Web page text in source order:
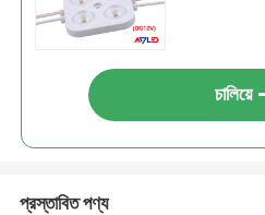
চালিয়ে
প্রস্তাবিত পণ্য